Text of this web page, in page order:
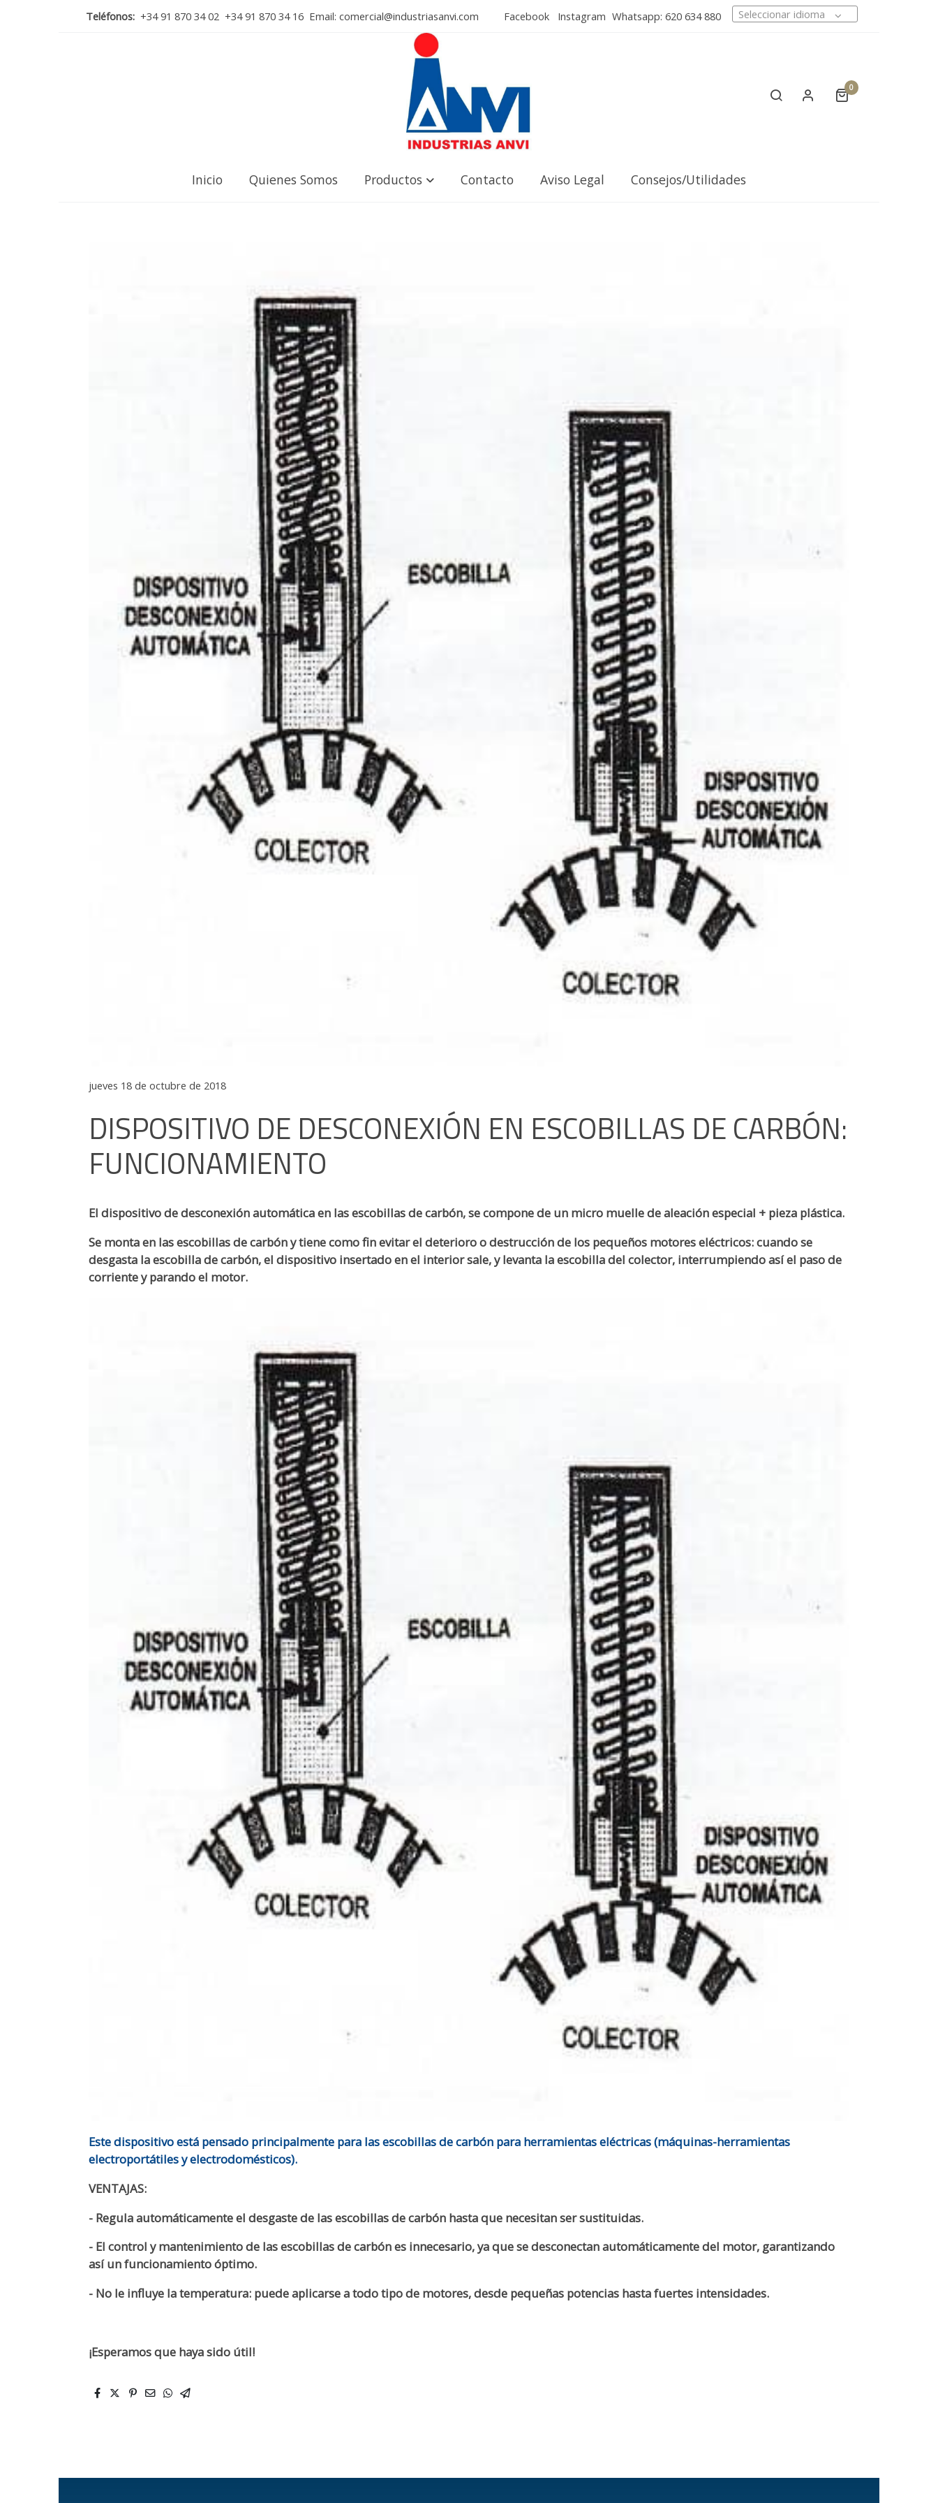
Teléfonos: +34 91 870 34 02 +34 91 870 34 16 Email: comercial@industriasanvi.com Facebook Instagram Whatsapp: 620 634 880 Seleccionar idioma
0
Inicio Quienes Somos Productos Contacto Aviso Legal Consejos/Utilidades
jueves 18 de octubre de 2018
DISPOSITIVO DE DESCONEXIÓN EN ESCOBILLAS DE CARBÓN:
FUNCIONAMIENTO
El dispositivo de desconexión automática en las escobillas de carbón, se compone de un micro muelle de aleación especial + pieza plástica.
Se monta en las escobillas de carbón y tiene como fin evitar el deterioro o destrucción de los pequeños motores eléctricos: cuando se
desgasta la escobilla de carbón, el dispositivo insertado en el interior sale, y levanta la escobilla del colector, interrumpiendo así el paso de
corriente y parando el motor.
Este dispositivo está pensado principalmente para las escobillas de carbón para herramientas eléctricas (máquinas-herramientas
electroportátiles y electrodomésticos).
VENTAJAS:
- Regula automáticamente el desgaste de las escobillas de carbón hasta que necesitan ser sustituidas.
- El control y mantenimiento de las escobillas de carbón es innecesario, ya que se desconectan automáticamente del motor, garantizando
así un funcionamiento óptimo.
- No le influye la temperatura: puede aplicarse a todo tipo de motores, desde pequeñas potencias hasta fuertes intensidades.
¡Esperamos que haya sido útil!